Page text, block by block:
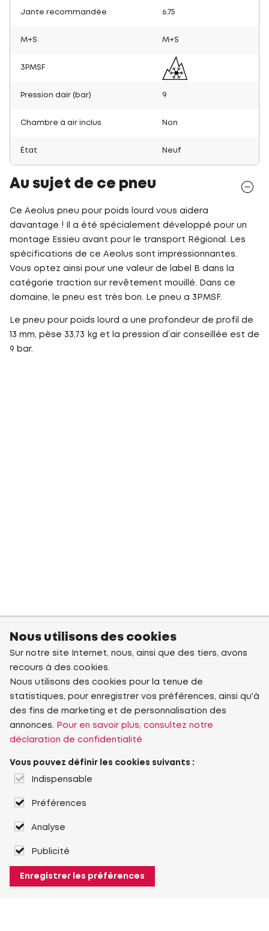
Jante recommandée 6.75
M+S M+S
3PMSF
Pression dair (bar) 9
Chambre à air inclus Non
État Neuf
Au sujet de ce pneu
Ce Aeolus pneu pour poids lourd vous aidera
davantage ! Il a été spécialement développé pour un
montage Essieu avant pour le transport Régional. Les
spécifications de ce Aeolus sont impressionnantes.
Vous optez ainsi pour une valeur de label B dans la
catégorie traction sur revêtement mouillé. Dans ce
domaine, le pneu est très bon. Le pneu a 3PMSF.
Le pneu pour poids lourd a une profondeur de profil de
13 mm, pèse 33,73 kg et la pression d’air conseillée est de
9 bar.
Nous utilisons des cookies
Sur notre site Internet, nous, ainsi que des tiers, avons
recours à des cookies.
Nous utilisons des cookies pour la tenue de
statistiques, pour enregistrer vos préférences, ainsi qu'à
des fins de marketing et de personnalisation des
annonces.
Pour en savoir plus, consultez notre
déclaration de confidentialité
Vous pouvez définir les cookies suivants :
Indispensable
Préférences
Analyse
Publicité
Enregistrer les préférences